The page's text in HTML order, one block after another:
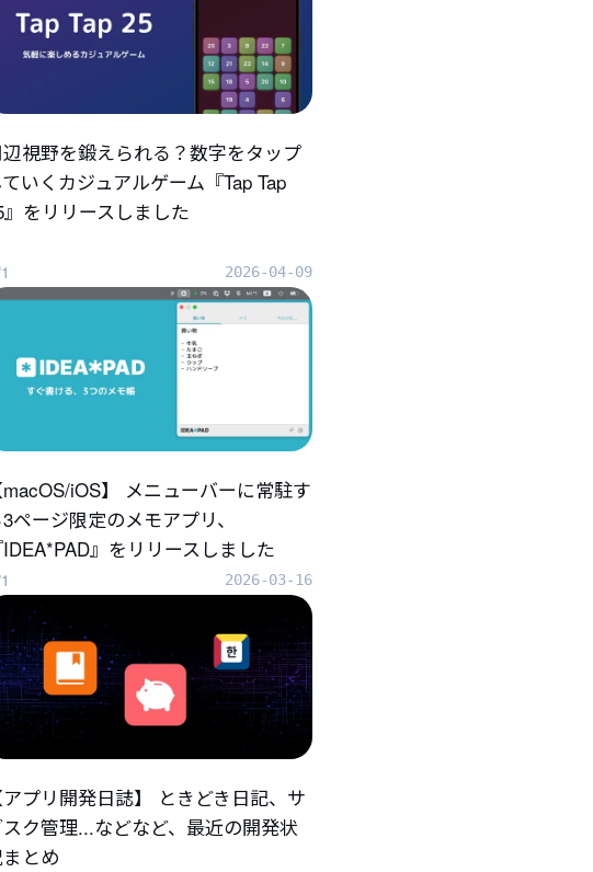
視野を鍛えられる？数字をタップ
ていくカジュアルゲーム『Tap Tap
』をリリースしました
2026-04-09
1
macOS/iOS】 メニューバーに常駐す
ページ限定のメモアプリ、
IDEA*PAD』をリリースしました
2026-03-16
1
アプリ開発日誌】 ときどき日記、サ
スク管理...などなど、最近の開発状
とめ